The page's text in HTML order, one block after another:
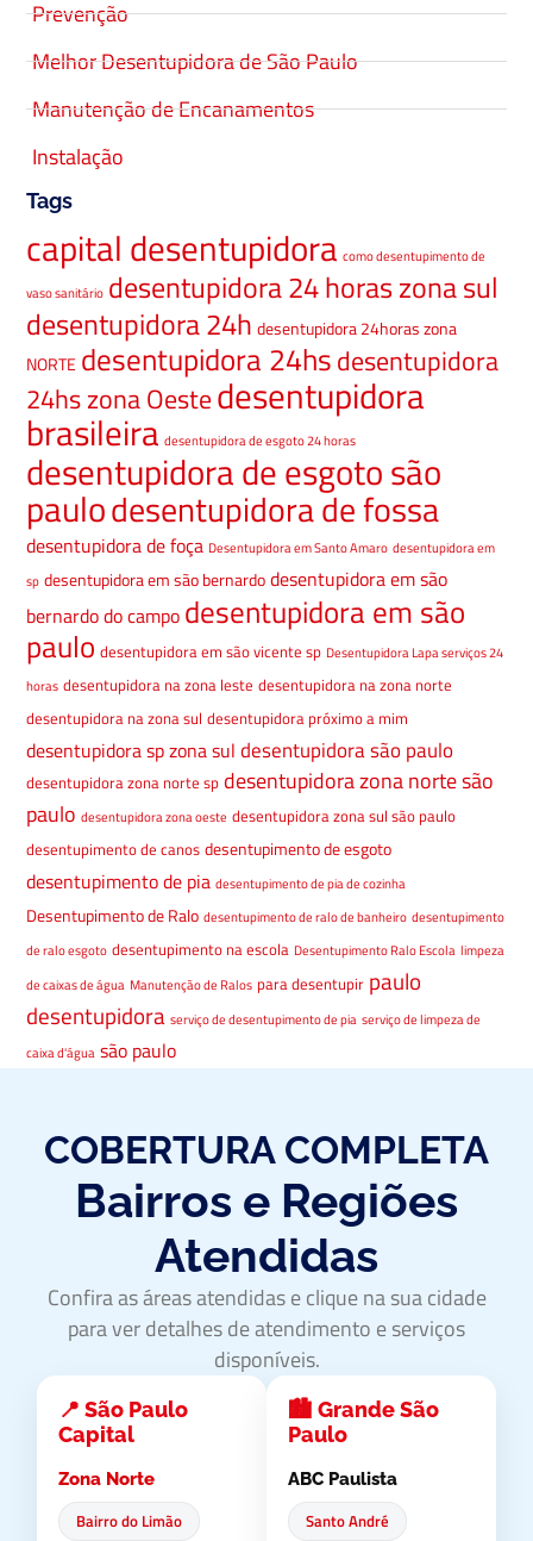
Prevenção
Melhor Desentupidora de São Paulo
Manutenção de Encanamentos
Instalação
Tags
capital desentupidora como desentupimento de
vaso sanitário desentupidora 24 horas zona sul
desentupidora 24h desentupidora 24horas zona
NORTE desentupidora 24hsdesentupidora
24hs zona Oestedesentupidora
brasileira desentupidora de esgoto 24 horas
desentupidora de esgoto são
paulodesentupidora de fossa
desentupidora de foça Desentupidora em Santo Amaro desentupidora em
sp desentupidora em são bernardo desentupidora em são
bernardo do campo desentupidora em são
paulo desentupidora em são vicente sp Desentupidora Lapa serviços 24
horas desentupidora na zona leste desentupidora na zona norte
desentupidora na zona sul desentupidora próximo a mim
desentupidora sp zona sul desentupidora são paulo
desentupidora zona norte sp desentupidora zona norte são
paulo desentupidora zona oeste desentupidora zona sul são paulo
desentupimento de canos desentupimento de esgoto
desentupimento de pia desentupimento de pia de cozinha
Desentupimento de Ralo desentupimento de ralo de banheiro desentupimento
de ralo esgoto desentupimento na escola Desentupimento Ralo Escola limpeza
de caixas de água Manutenção de Ralos para desentupir paulo
desentupidora serviço de desentupimento de pia serviço de limpeza de
caixa d'água são paulo
COBERTURA COMPLETA
Bairros e Regiões
Atendidas
Confira as áreas atendidas e clique na sua cidade
para ver detalhes de atendimento e serviços
disponíveis.
📍 São Paulo
Capital
Zona Norte
Bairro do Limão
🏙️ Grande São
Paulo
ABC Paulista
Santo André